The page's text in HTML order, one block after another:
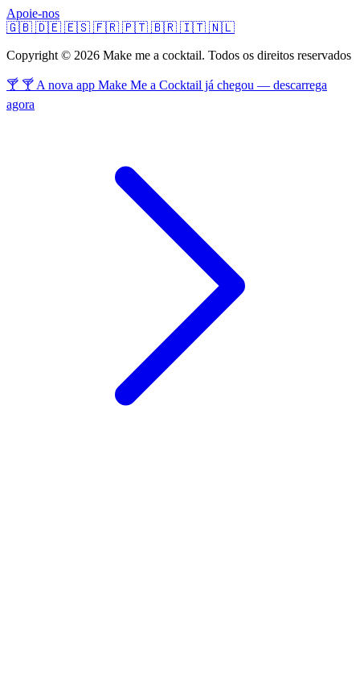
Apoie-nos
🇬🇧 🇩🇪 🇪🇸 🇫🇷 🇵🇹 🇧🇷 🇮🇹 🇳🇱
Copyright © 2026 Make me a cocktail. Todos os direitos reservados
🍸 🍸 A nova app Make Me a Cocktail já chegou — descarrega
agora